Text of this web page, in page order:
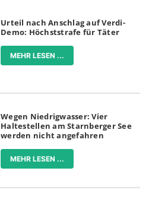
Urteil nach Anschlag auf Verdi-
Demo: Höchststrafe für Täter
MEHR LESEN ...
Wegen Niedrigwasser: Vier
Haltestellen am Starnberger See
werden nicht angefahren
MEHR LESEN ...